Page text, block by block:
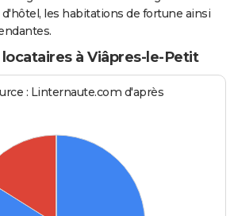
les habitations de fortune ainsi
à Viâpres-le-Petit
: Linternaute.com d'après